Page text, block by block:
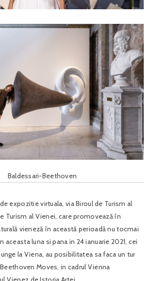
Baldessari-Beethoven
expozitie virtuala, via Biroul de Turism al
Turism al Vienei, care promovează în
vieneză în această perioadă nu tocmai
aceasta luna si pana in 24 ianuarie 2021, cei
la Viena, au posibilitatea sa faca un tur
Moves, in cadrul Vienna